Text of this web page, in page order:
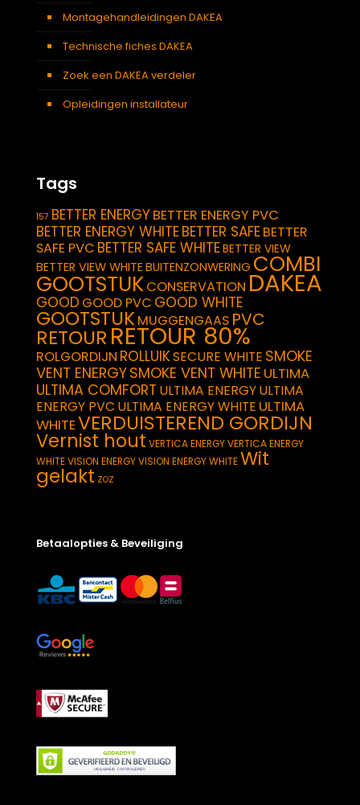
Montagehandleidingen DAKEA
Technische fiches DAKEA
Zoek een DAKEA verdeler
Opleidingen installateur
Tags
157 BETTER ENERGYBETTER ENERGY PVC
BETTER ENERGY WHITEBETTER SAFEBETTER
SAFE PVC BETTER SAFE WHITEBETTER VIEW
BETTER VIEW WHITEBUITENZONWERING COMBI
GOOTSTUKCONSERVATION DAKEA
GOOD GOOD PVC GOOD WHITE
GOOTSTUKMUGGENGAAS PVC
RETOUR RETOUR 80%
ROLGORDIJN ROLLUIKSECURE WHITE SMOKE
VENT ENERGYSMOKE VENT WHITE ULTIMA
ULTIMA COMFORT ULTIMA ENERGYULTIMA
ENERGY PVC ULTIMA ENERGY WHITE ULTIMA
WHITEVERDUISTEREND GORDIJN
Vernist hout VERTICA ENERGYVERTICA ENERGY
WHITEVISION ENERGYVISION ENERGY WHITEWit
gelakt ZOZ
Betaalopties & Beveiliging